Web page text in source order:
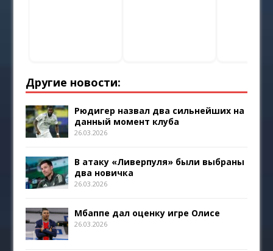
Другие новости:
Рюдигер назвал два сильнейших на
данный момент клуба
26.03.2026
В атаку «Ливерпуля» были выбраны
два новичка
26.03.2026
Мбаппе дал оценку игре Олисе
26.03.2026